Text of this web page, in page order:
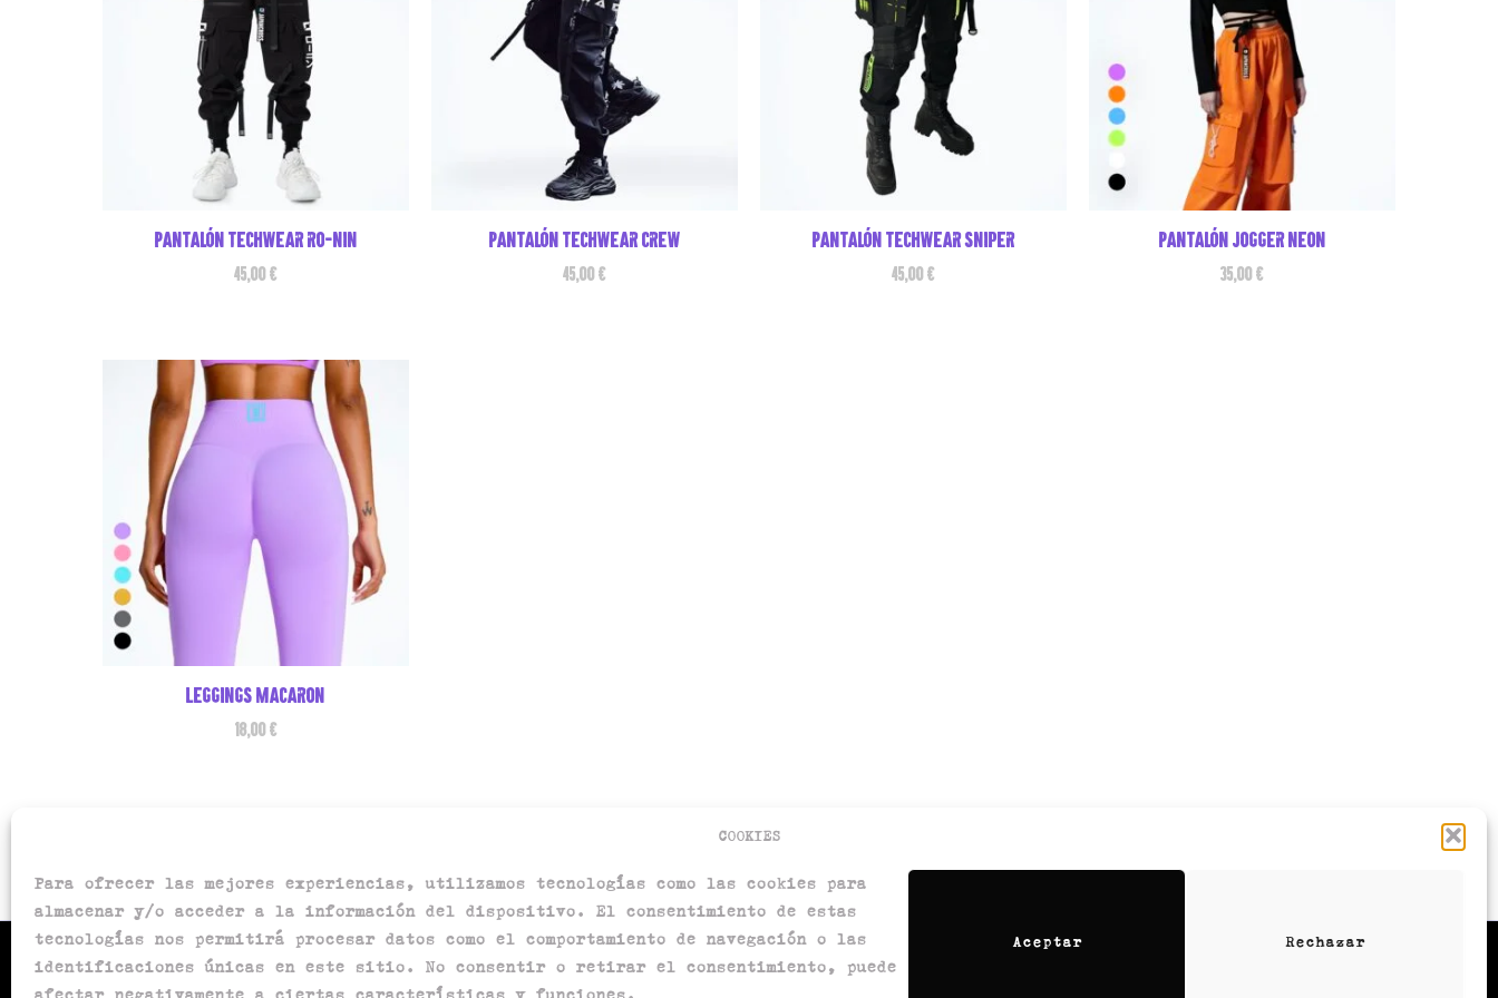
COOKIES
Para ofrecer las mejores experiencias, utilizamos tecnologías como las cookies para
almacenar y/o acceder a la información del dispositivo. El consentimiento de estas
tecnologías nos permitirá procesar datos como el comportamiento de navegación o las
identificaciones únicas en este sitio. No consentir o retirar el consentimiento, puede
Aceptar Rechazar
Pantalón techwear ro-nin
45,00€
Pantalón techwear crew
45,00€
Pantalón techwear sniper
45,00€
Pantalón jogger neon
35,00€
Leggings macaron
18,00€
Política de privacidad
Términos y condiciones